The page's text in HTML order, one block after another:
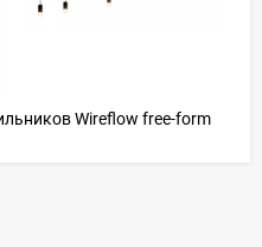
Wireflow free-form